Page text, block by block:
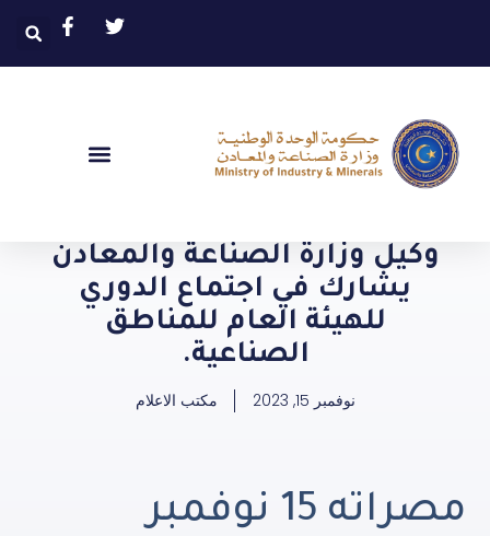
وكيل وزارة الصناعة والمعادن
يشارك في اجتماع الدوري
للهيئة العام للمناطق
الصناعية.
نوفمبر 15, 2023 مكتب الاعلام
مصراته 15 نوفمبر